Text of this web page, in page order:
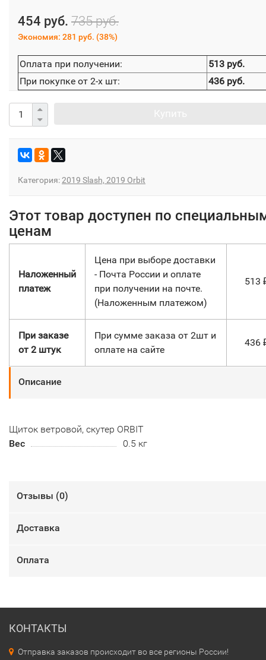
454 руб. 735 руб.
Экономия: 281 руб. (38%)
Оплата при получении:
513 руб.
При покупке от 2-х шт:
436 руб.
Категория:2019 Slash, 2019 Orbit
Этот товар доступен по
ценам
Наложенный
платеж
Цена при выборе доставки
- Почта России и оплате
при получении на почте.
(Наложенным платежом)
513
При заказе
от 2 штук
При сумме заказа от 2шт и
оплате на сайте
436
Описание
Щиток ветровой, скутер ORBIT
Вес
0.5 кг
Отзывы (0)
Доставка
Оплата
КОНТАКТЫ
Отправка заказов происходит во все регионы России!